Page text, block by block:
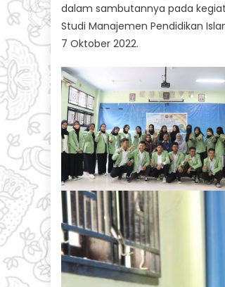
dalam sambutannya pada
Studi Manajemen Pendidikan
7 Oktober 2022.